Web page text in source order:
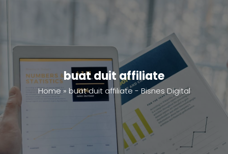
buat duit affiliate
Home » buat duit affiliate - Bisnes Digital